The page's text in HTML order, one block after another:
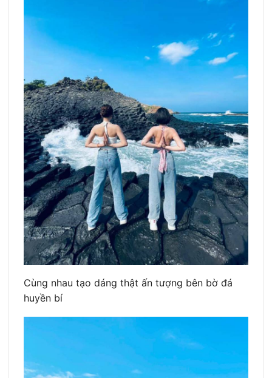
Cùng nhau tạo dáng thật ấn tượng bên bờ đá
huyền bí